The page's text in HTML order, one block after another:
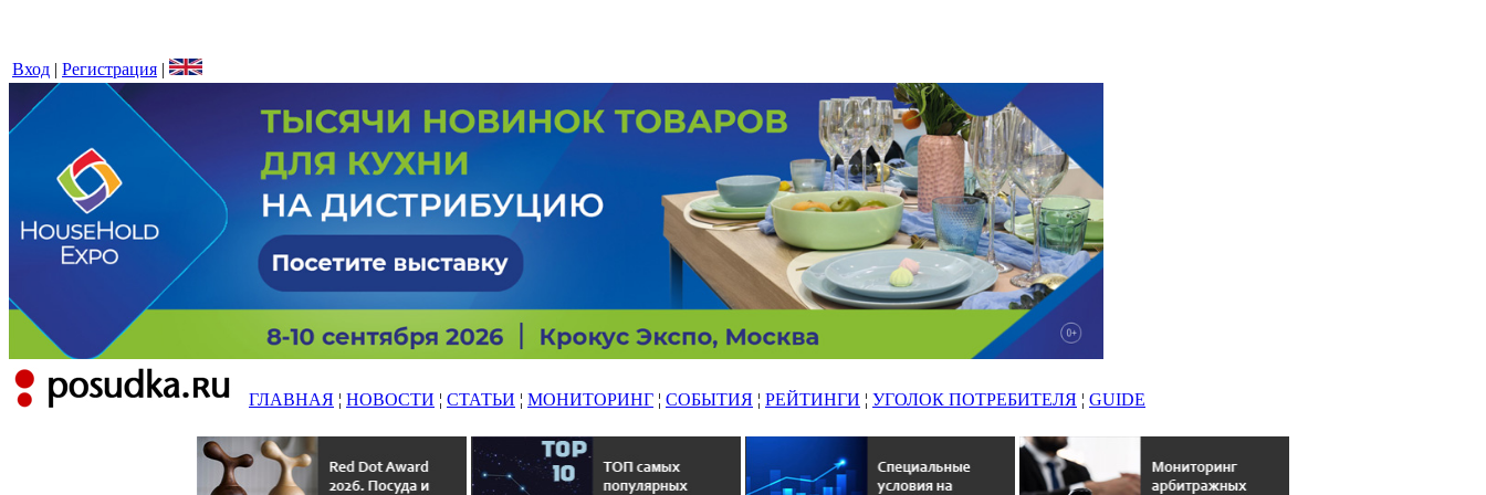
Вход | Регистрация |
ГЛАВНАЯ ¦ НОВОСТИ ¦ СТАТЬИ ¦ МОНИТОРИНГ ¦ СОБЫТИЯ ¦ РЕЙТИНГИ ¦ УГОЛОК ПОТРЕБИТЕЛЯ ¦ GUIDE